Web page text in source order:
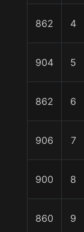
862 4
904 5
862 6
906 7
900 8
860 9